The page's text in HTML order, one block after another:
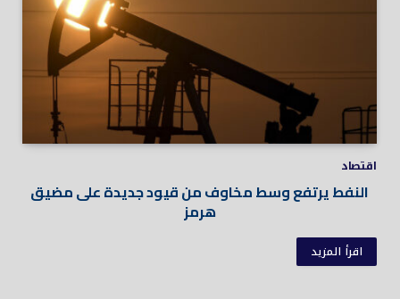
اقتصاد
النفط يرتفع وسط مخاوف من قيود جديدة على مضيق
هرمز
اقرأ المزيد